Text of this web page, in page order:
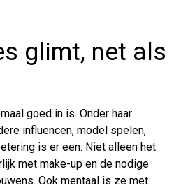
glimt, net als
goed in is. Onder haar
influencen, model spelen,
is er een. Niet alleen het
met make-up en de nodige
Ook mentaal is ze met